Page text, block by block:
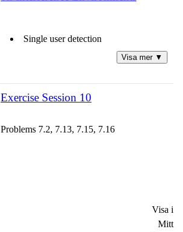
Single user detection
Decorrelating receiver
Successive interference cancellation
Visa mer ▼
Exercise Session 10
Problems 7.2, 7.13, 7.15, 7.16
Visa i
Mitt